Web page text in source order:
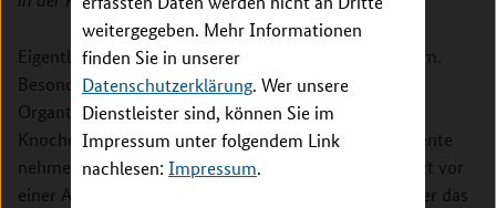
weitergegeben. Mehr Informationen
finden Sie in unserer
Datenschutzerklärung. Wer unsere
Dienstleister sind, können Sie im
Impressum unter folgendem Link
nachlesen: Impressum.
Eigentlich schwächt jede Krankheit das Immunsystem.
Besonders gefährdet sind Menschen nach einer
Organtransplantation oder nach einer
Knochenmarktransplantation. Sie müssen Medikamente
nehmen, die das Immunsystem dämpfen. Das schützt vor
einer Abstoßung der verpflanzten Organe, erhöht aber das